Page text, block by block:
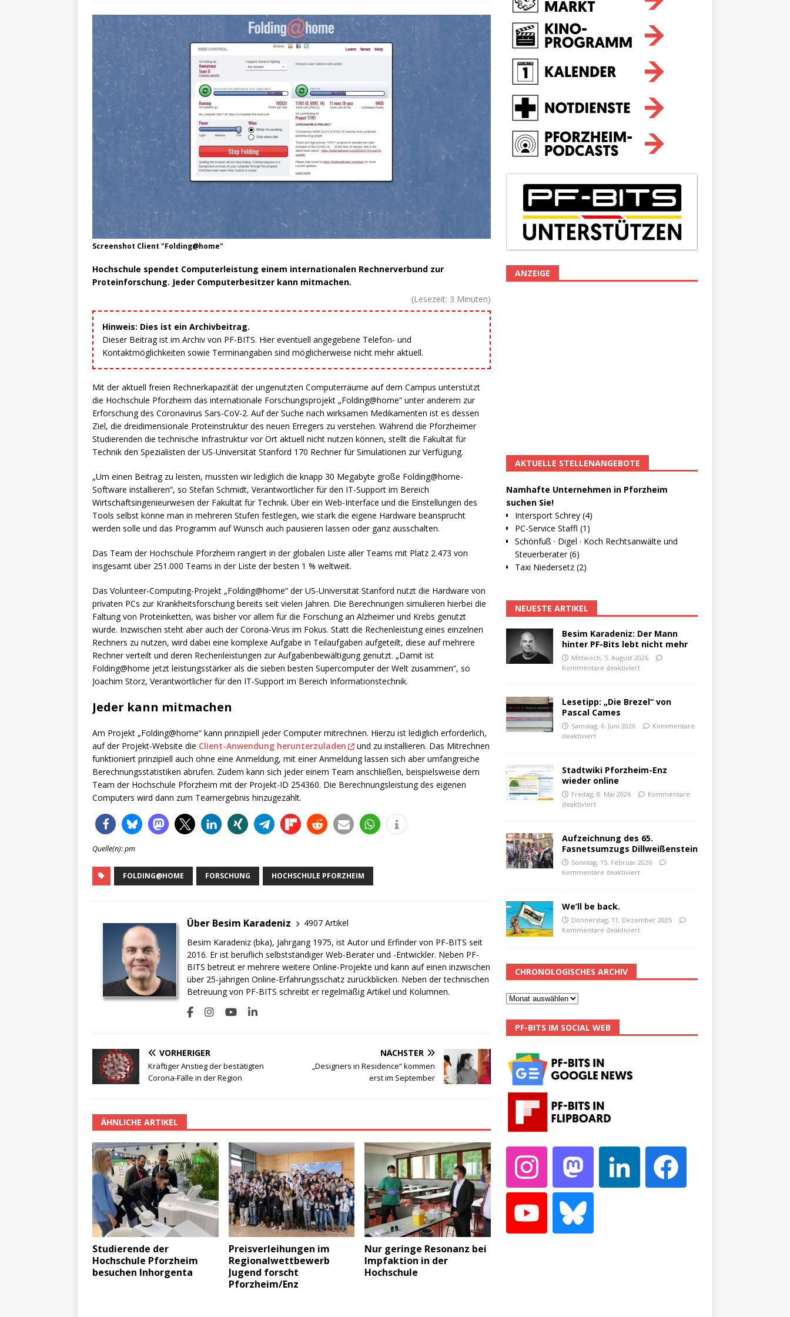
Screenshot Client "Folding@home"
Hochschule spendet Computerleistung einem internationalen Rechnerverbund zur
Proteinforschung. Jeder Computerbesitzer kann mitmachen.
(Lesezeit: 3 Minuten)
Hinweis: Dies ist ein Archivbeitrag.
Dieser Beitrag ist im Archiv von PF-BITS. Hier eventuell angegebene Telefon- und
Kontaktmöglichkeiten sowie Terminangaben sind möglicherweise nicht mehr aktuell.
Mit der aktuell freien Rechnerkapazität der ungenutzten Computerräume auf dem Campus unterstützt
die Hochschule Pforzheim das internationale Forschungsprojekt „Folding@home“ unter anderem zur
Erforschung des Coronavirus Sars-CoV-2. Auf der Suche nach wirksamen Medikamenten ist es dessen
Ziel, die dreidimensionale Proteinstruktur des neuen Erregers zu verstehen. Während die Pforzheimer
Studierenden die technische Infrastruktur vor Ort aktuell nicht nutzen können, stellt die Fakultät für
Technik den Spezialisten der US-Universität Stanford 170 Rechner für Simulationen zur Verfügung.
„Um einen Beitrag zu leisten, mussten wir lediglich die knapp 30 Megabyte große Folding@home-
Software installieren“, so Stefan Schmidt, Verantwortlicher für den IT-Support im Bereich
Wirtschaftsingenieurwesen der Fakultät für Technik. Über ein Web-Interface und die Einstellungen des
Tools selbst könne man in mehreren Stufen festlegen, wie stark die eigene Hardware beansprucht
werden solle und das Programm auf Wunsch auch pausieren lassen oder ganz ausschalten.
Das Team der Hochschule Pforzheim rangiert in der globalen Liste aller Teams mit Platz 2.473 von
insgesamt über 251.000 Teams in der Liste der besten 1 % weltweit.
Das Volunteer-Computing-Projekt „Folding@home“ der US-Universität Stanford nutzt die Hardware von
privaten PCs zur Krankheitsforschung bereits seit vielen Jahren. Die Berechnungen simulieren hierbei die
Faltung von Proteinketten, was bisher vor allem für die Forschung an Alzheimer und Krebs genutzt
wurde. Inzwischen steht aber auch der Corona-Virus im Fokus. Statt die Rechenleistung eines einzelnen
Rechners zu nutzen, wird dabei eine komplexe Aufgabe in Teilaufgaben aufgeteilt, diese auf mehrere
Rechner verteilt und deren Rechenleistungen zur Aufgabenbewältigung genutzt. „Damit ist
Folding@home jetzt leistungsstärker als die sieben besten Supercomputer der Welt zusammen“, so
Joachim Storz, Verantwortlicher für den IT-Support im Bereich Informationstechnik.
Jeder kann mitmachen
Am Projekt „Folding@home“ kann prinzipiell jeder Computer mitrechnen. Hierzu ist lediglich erforderlich,
auf der Projekt-Website die Client-Anwendung herunterzuladen
und zu installieren. Das Mitrechnen
funktioniert prinzipiell auch ohne eine Anmeldung, mit einer Anmeldung lassen sich aber umfangreiche
Berechnungsstatistiken abrufen. Zudem kann sich jeder einem Team anschließen, beispielsweise dem
Team der Hochschule Pforzheim mit der Projekt-ID 254360. Die Berechnungsleistung des eigenen
Computers wird dann zum Teamergebnis hinzugezählt.
Quelle(n): pm
FOLDING@HOME FORSCHUNG HOCHSCHULE PFORZHEIM
Über Besim Karadeniz
4907 Artikel
Besim Karadeniz (bka), Jahrgang 1975, ist Autor und Erfinder von PF-BITS seit
2016. Er ist beruflich selbstständiger Web-Berater und -Entwickler. Neben PF-
BITS betreut er mehrere weitere Online-Projekte und kann auf einen inzwischen
über 25-jährigen Online-Erfahrungsschatz zurückblicken. Neben der technischen
Betreuung von PF-BITS schreibt er regelmäßig Artikel und Kolumnen.
VORHERIGER
Kräftiger Anstieg der bestätigten
Corona-Fälle in der Region
NÄCHSTER
„Designers in Residence“ kommen
erst im September
ÄHNLICHE ARTIKEL
Studierende der
Hochschule Pforzheim
besuchen Inhorgenta
Preisverleihungen im
Regionalwettbewerb
Jugend forscht
Pforzheim/Enz
Nur geringe Resonanz bei
Impfaktion in der
Hochschule
ANZEIGE
AKTUELLE STELLENANGEBOTE
Namhafte Unternehmen in Pforzheim
suchen Sie!
Intersport Schrey (4)
PC-Service Staffl (1)
Schönfuß · Digel · Koch Rechtsanwälte und
Steuerberater (6)
Taxi Niedersetz (2)
NEUESTE ARTIKEL
Besim Karadeniz: Der Mann
hinter PF-Bits lebt nicht mehr
Mittwoch, 5. August 2026
Kommentare deaktiviert
Lesetipp: „Die Brezel“ von
Pascal Cames
Samstag, 6. Juni 2026
Kommentare
deaktiviert
Stadtwiki Pforzheim-Enz
wieder online
Freitag, 8. Mai 2026
Kommentare
deaktiviert
Aufzeichnung des 65.
Fasnetsumzugs Dillweißenstein
Sonntag, 15. Februar 2026
Kommentare deaktiviert
We’ll be back.
Donnerstag, 11. Dezember 2025
Kommentare deaktiviert
CHRONOLOGISCHES ARCHIV
PF-BITS IM SOCIAL WEB